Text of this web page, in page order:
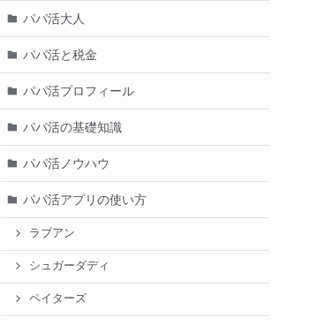
パパ活大人
パパ活と税金
パパ活プロフィール
パパ活の基礎知識
パパ活ノウハウ
パパ活アプリの使い方
ラブアン
シュガーダディ
ペイターズ